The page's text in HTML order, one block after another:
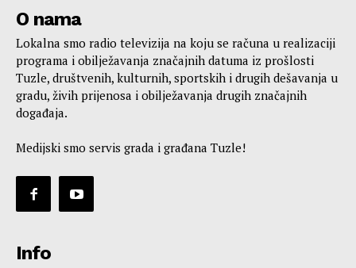
O nama
Lokalna smo radio televizija na koju se računa u realizaciji
programa i obilježavanja značajnih datuma iz prošlosti
Tuzle, društvenih, kulturnih, sportskih i drugih dešavanja u
gradu, živih prijenosa i obilježavanja drugih značajnih
događaja.
Medijski smo servis grada i građana Tuzle!
Info